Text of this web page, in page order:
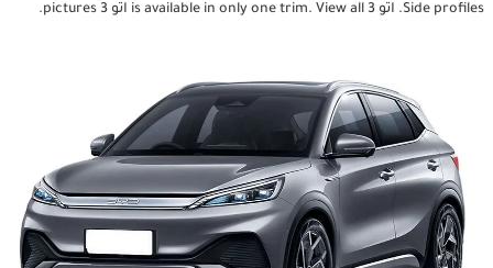
Side profiles. اتو 3 is available in only one trim. View all اتو 3 pictures.